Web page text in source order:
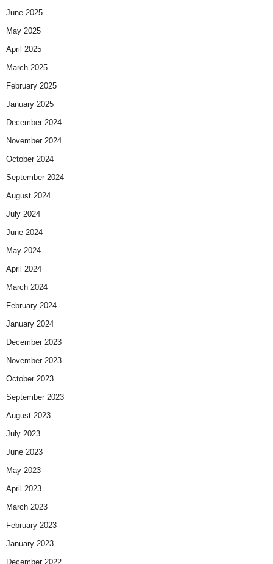
June 2025
May 2025
April 2025
March 2025
February 2025
January 2025
December 2024
November 2024
October 2024
September 2024
August 2024
July 2024
June 2024
May 2024
April 2024
March 2024
February 2024
January 2024
December 2023
November 2023
October 2023
September 2023
August 2023
July 2023
June 2023
May 2023
April 2023
March 2023
February 2023
January 2023
December 2022